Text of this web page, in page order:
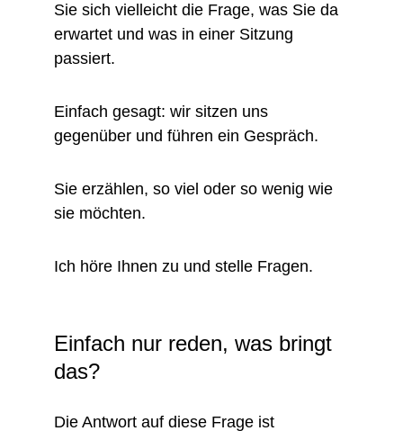
Sie sich vielleicht die Frage, was Sie da
erwartet und was in einer Sitzung
passiert.
Einfach gesagt: wir sitzen uns
gegenüber und führen ein Gespräch.
Sie erzählen, so viel oder so wenig wie
sie möchten.
Ich höre Ihnen zu und stelle Fragen.
Die Antwort auf diese Frage ist
Einfach nur reden, was bringt
das?